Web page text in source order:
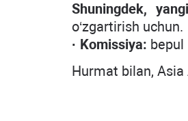
Shuningdek,
o‘zgartirish uchun.
· Komissiya: bepul
Hurmat bilan,